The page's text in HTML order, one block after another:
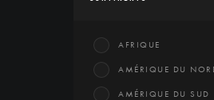
AFRIQUE
AMÉRIQUE DU
AMÉRIQUE DU SUD